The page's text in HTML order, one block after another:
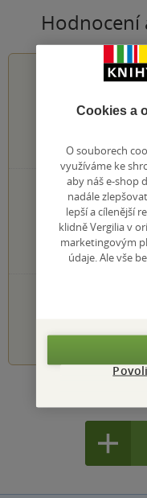
Hodnocení
0
PŘIDEJTE
Zobrazit
Cookies a
O souborech
využíváme ke
aby náš e-shop
nadále
lepší a cílenější
klidně Vergilia v
marketingovým
údaje. Ale vše